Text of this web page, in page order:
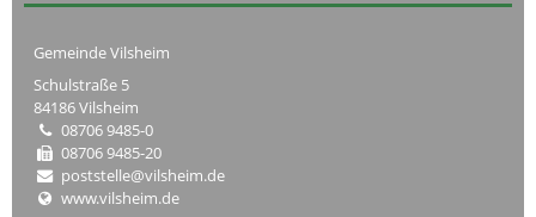
Gemeinde Vilsheim
Schulstraße 5
84186 Vilsheim
08706 9485-0
08706 9485-20
poststelle@vilsheim.de
www.vilsheim.de